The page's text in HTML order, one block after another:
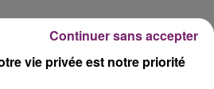
vie privée est notre priorité
Continuer sans accepter